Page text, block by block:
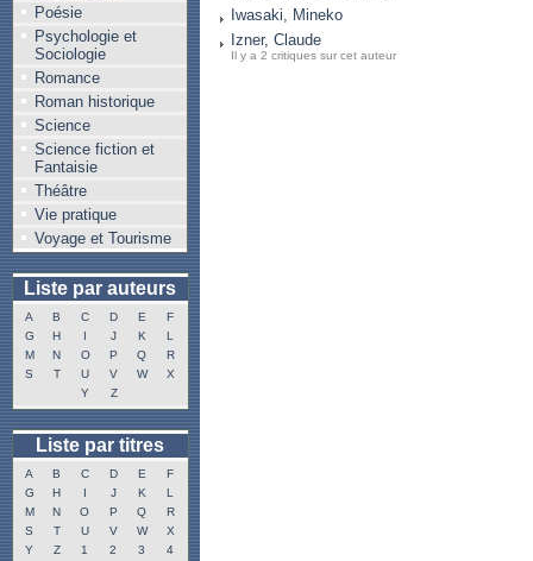
Poésie
Psychologie et
Sociologie
Romance
Roman historique
Science
Science fiction et
Fantaisie
Théâtre
Vie pratique
Voyage et Tourisme
Liste par auteurs
A B C D E
F
G
H I J K
L
M
N O P Q
R
S
T U V W
X
Y
Z
Liste par titres
A B C D E
F
G
H I J K
L
M
N O P Q
R
S
T U V W
X
Y
Z 1 2 3
4
Iwasaki, Mineko
Izner, Claude
Il y a 2 critiques sur cet auteur